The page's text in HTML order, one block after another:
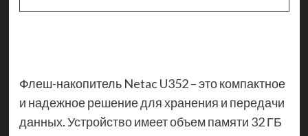
Флеш-накопитель Netac U352 – это компактное
и надежное решение для хранения и передачи
данных. Устройство имеет объем памяти 32 ГБ